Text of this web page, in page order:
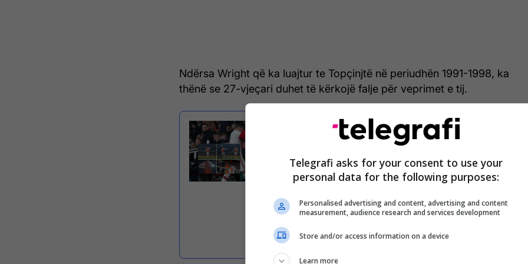
Ndërsa Wright që ka luajtur te Topçinjtë në periudhën 1991-1998, ka
thënë se 27-vjeçari duhet të kërkojë falje për veprimet e tij.
Xhaka i pakënaqur me
reagimin e tifozëve të
Arsenalit - i shau, e hoqi
me shpejtësi fanellën dhe
Telegrafi asks for your consent to use your
personal data for the following purposes:
Personalised advertising and content, advertising and content
measurement, audience research and services development
Store and/or access information on a device
Learn more